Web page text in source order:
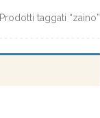
Prodotti taggati “zaino”